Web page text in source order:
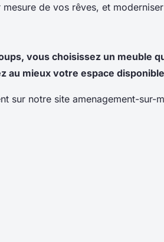
de vos rêves, et
vous choisissez un meuble
au mieux votre espace
sur notre site amenagement-sur-